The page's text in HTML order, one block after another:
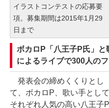
イラストコンテストの応募要
項。募集期間は2015年1月29
日まで
ボカロP「八王子P氏」と
によるライブで300人の
発表会の締めくくりとし
て、ボカロP、歌い手として
それぞれ人気の高い八王子P